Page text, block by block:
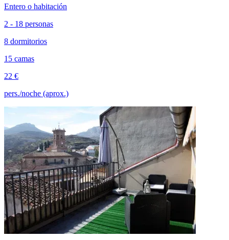
Entero o habitación
2 - 18 personas
8 dormitorios
15 camas
22 €
pers./noche (aprox.)